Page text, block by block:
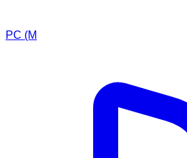
PC (M